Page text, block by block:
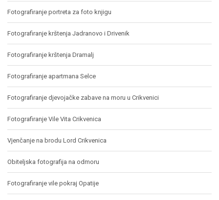
Fotografiranje portreta za foto knjigu
Fotografiranje krštenja Jadranovo i Drivenik
Fotografiranje krštenja Dramalj
Fotografiranje apartmana Selce
Fotografiranje djevojačke zabave na moru u Crikvenici
Fotografiranje Vile Vita Crikvenica
Vjenčanje na brodu Lord Crikvenica
Obiteljska fotografija na odmoru
Fotografiranje vile pokraj Opatije